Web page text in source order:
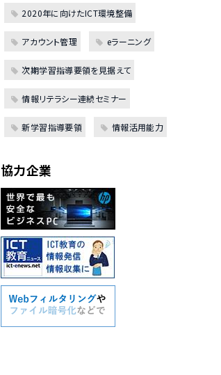
2020年に向けたICT環境整備
アカウント管理 eラーニング
次期学習指導要領を見据えて
情報リテラシー連続セミナー
新学習指導要領 情報活用能力
協力企業